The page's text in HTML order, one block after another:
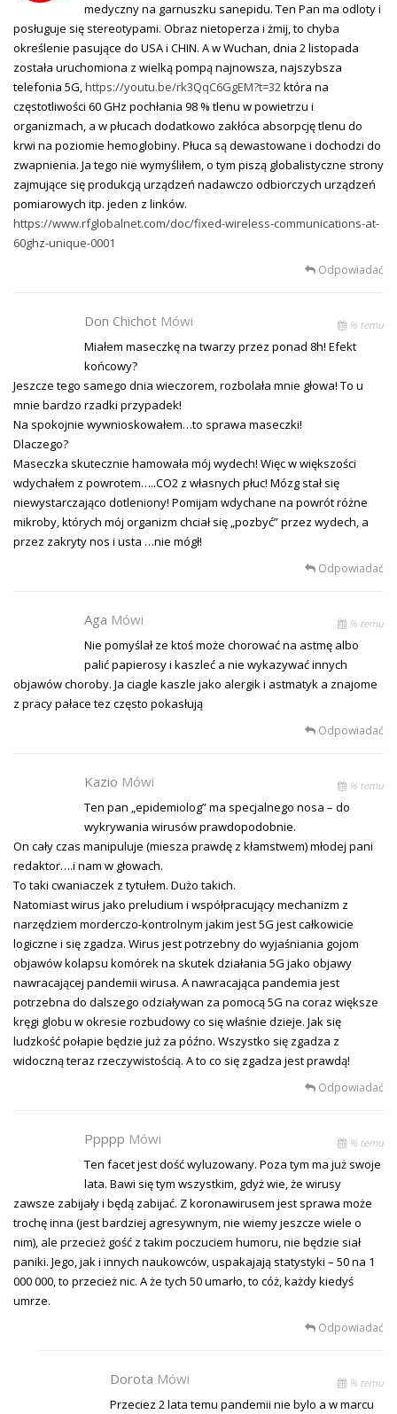
medyczny na garnuszku sanepidu. Ten Pan ma odloty i
posługuje się stereotypami. Obraz nietoperza i żmij, to chyba
określenie pasujące do USA i CHIN. A w Wuchan, dnia 2 listopada
została uruchomiona z wielką pompą najnowsza, najszybsza
telefonia 5G,https://youtu.be/rk3QqC6GgEM?t=32która na
częstotliwości 60 GHz pochłania 98 % tlenu w powietrzu i
organizmach, a w płucach dodatkowo zakłóca absorpcję tlenu do
krwi na poziomie hemoglobiny. Płuca są dewastowane i dochodzi do
zwapnienia. Ja tego nie wymyśliłem, o tym piszą globalistyczne strony
zajmujące się produkcją urządzeń nadawczo odbiorczych urządzeń
pomiarowych itp. jeden z linków.
https://www.rfglobalnet.com/doc/fixed-wireless-communications-at-
60ghz-unique-0001
Odpowiadać
Don Chichot Mówi % temu
Miałem maseczkę na twarzy przez ponad 8h! Efekt
końcowy?
Jeszcze tego samego dnia wieczorem, rozbolała mnie głowa! To u
mnie bardzo rzadki przypadek!
Na spokojnie wywnioskowałem…to sprawa maseczki!
Dlaczego?
Maseczka skutecznie hamowała mój wydech! Więc w większości
wdychałem z powrotem…..CO2 z własnych płuc! Mózg stał się
niewystarczająco dotleniony! Pomijam wdychane na powrót różne
mikroby, których mój organizm chciał się „pozbyć” przez wydech, a
przez zakryty nos i usta …nie mógł!
Odpowiadać
Aga Mówi % temu
Nie pomyślał ze ktoś może chorować na astmę albo
palić papierosy i kaszleć a nie wykazywać innych
objawów choroby. Ja ciagle kaszle jako alergik i astmatyk a znajome
z pracy pałace tez często pokasłują
Odpowiadać
Kazio Mówi % temu
Ten pan „epidemiolog” ma specjalnego nosa – do
wykrywania wirusów prawdopodobnie.
On cały czas manipuluje (miesza prawdę z kłamstwem) młodej pani
redaktor….i nam w głowach.
To taki cwaniaczek z tytułem. Dużo takich.
Natomiast wirus jako preludium i współpracujący mechanizm z
narzędziem morderczo-kontrolnym jakim jest 5G jest całkowicie
logiczne i się zgadza. Wirus jest potrzebny do wyjaśniania gojom
objawów kolapsu komórek na skutek działania 5G jako objawy
nawracającej pandemii wirusa. A nawracająca pandemia jest
potrzebna do dalszego odziaływan za pomocą 5G na coraz większe
kręgi globu w okresie rozbudowy co się właśnie dzieje. Jak się
ludzkość połapie będzie już za późno. Wszystko się zgadza z
widoczną teraz rzeczywistością. A to co się zgadza jest prawdą!
Odpowiadać
Ppppp Mówi % temu
Ten facet jest dość wyluzowany. Poza tym ma już swoje
lata. Bawi się tym wszystkim, gdyż wie, że wirusy
zawsze zabijały i będą zabijać. Z koronawirusem jest sprawa może
trochę inna (jest bardziej agresywnym, nie wiemy jeszcze wiele o
nim), ale przecież gość z takim poczuciem humoru, nie będzie siał
paniki. Jego, jak i innych naukowców, uspakajają statystyki – 50 na 1
000 000, to przecież nic. A że tych 50 umarło, to cóż, każdy kiedyś
umrze.
Odpowiadać
Dorota Mówi % temu
Przeciez 2 lata temu pandemii nie bylo a w marcu